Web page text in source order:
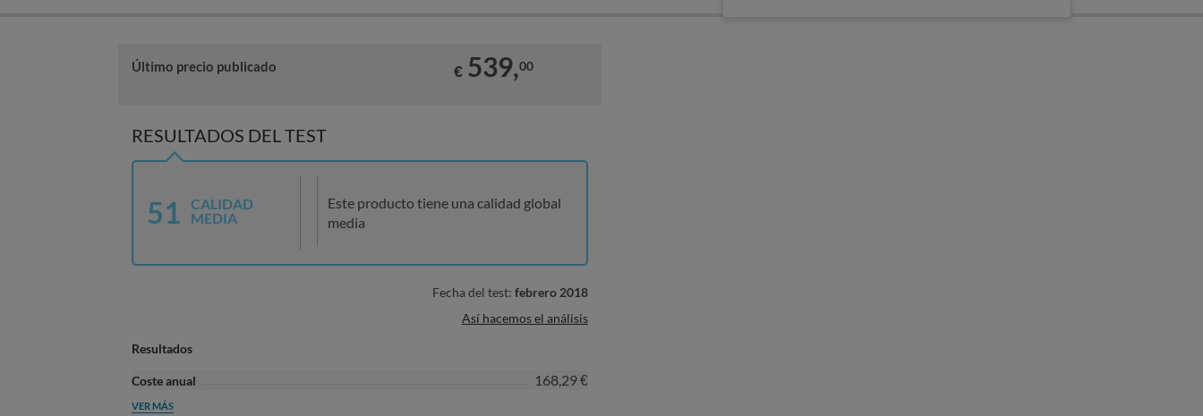
Último precio publicado € 539,00
RESULTADOS DEL TEST
51
CALIDAD
MEDIA
Este producto tiene una calidad global
media
Fecha del test: febrero 2018
Así hacemos el análisis
Resultados
Coste anual 168,29 €
VER MÁS